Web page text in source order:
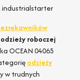
industrialstarter
odzieży roboczej
OCEAN 04065
odzieży
w trudnych